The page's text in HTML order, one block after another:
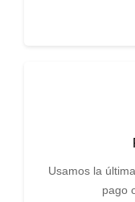
Usamos la
pago